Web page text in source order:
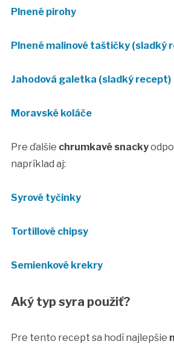
Plnené pirohy
Plnené malinové taštičky (sladký
Jahodová galetka (sladký recept)
Moravské koláče
Pre ďalšie chrumkavé snacky
napríklad aj:
Syrové tyčinky
Tortillové chipsy
Semienkové krekry
Aký typ syra použiť?
Pre tento recept sa hodí najlepšie